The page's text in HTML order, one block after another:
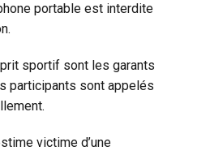
portable est interdite
sportif sont les garants
participants sont appelés
victime d’une